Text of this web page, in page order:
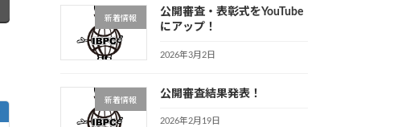
新着情報
公開審査・表彰式をYouTube
にアップ！
2026年3月2日
新着情報
公開審査結果発表！
2026年2月19日